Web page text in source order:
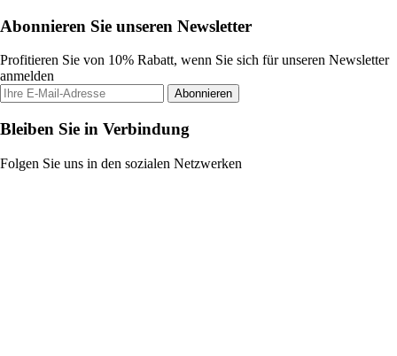
Abonnieren Sie unseren Newsletter
Profitieren Sie von 10% Rabatt, wenn Sie sich für unseren Newsletter
anmelden
Abonnieren
Bleiben Sie in Verbindung
Folgen Sie uns in den sozialen Netzwerken